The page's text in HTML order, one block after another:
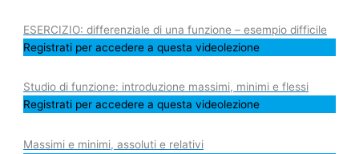
ESERCIZIO: differenziale di una funzione – esempio difficile
Registrati per accedere a questa videolezione
Studio di funzione: introduzione massimi, minimi e flessi
Registrati per accedere a questa videolezione
Massimi e minimi, assoluti e relativi